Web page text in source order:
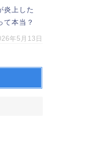
炎上した
て本当？
年5月13日